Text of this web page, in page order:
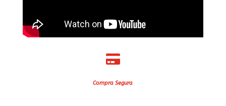

Compra Segura